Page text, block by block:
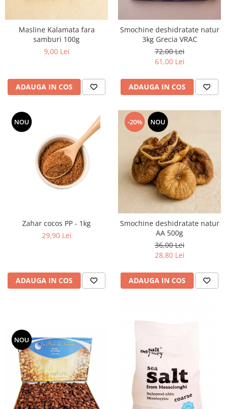
Masline Kalamata fara
samburi 100g
9,00 Lei
ADAUGA IN COS
Smochine deshidratate natur
3kg Grecia VRAC
72,00 Lei
61,00 Lei
ADAUGA IN COS
NOU
Zahar cocos PP - 1kg
29,90 Lei
ADAUGA IN COS
-20% NOU
Smochine deshidratate natur
AA 500g
36,00 Lei
28,80 Lei
ADAUGA IN COS
NOU